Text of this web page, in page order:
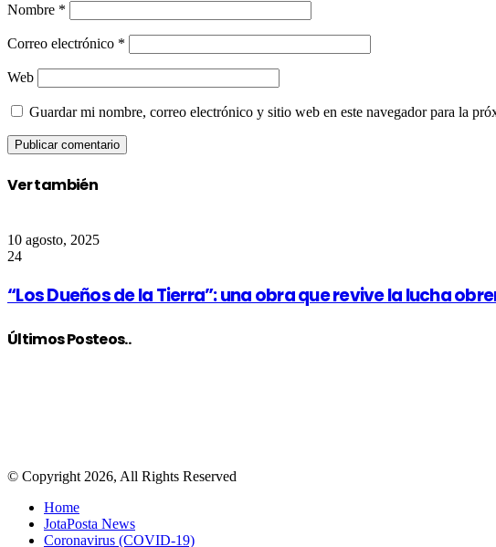
Nombre *
Correo electrónico *
Web
Guardar mi nombre, correo electrónico y sitio web en este navegador para la
Ver también
10 agosto, 2025
24
“Los Dueños de la Tierra”: una obra que revive la lucha
Últimos Posteos..
© Copyright 2026, All Rights Reserved
Home
JotaPosta News
Coronavirus (COVID-19)